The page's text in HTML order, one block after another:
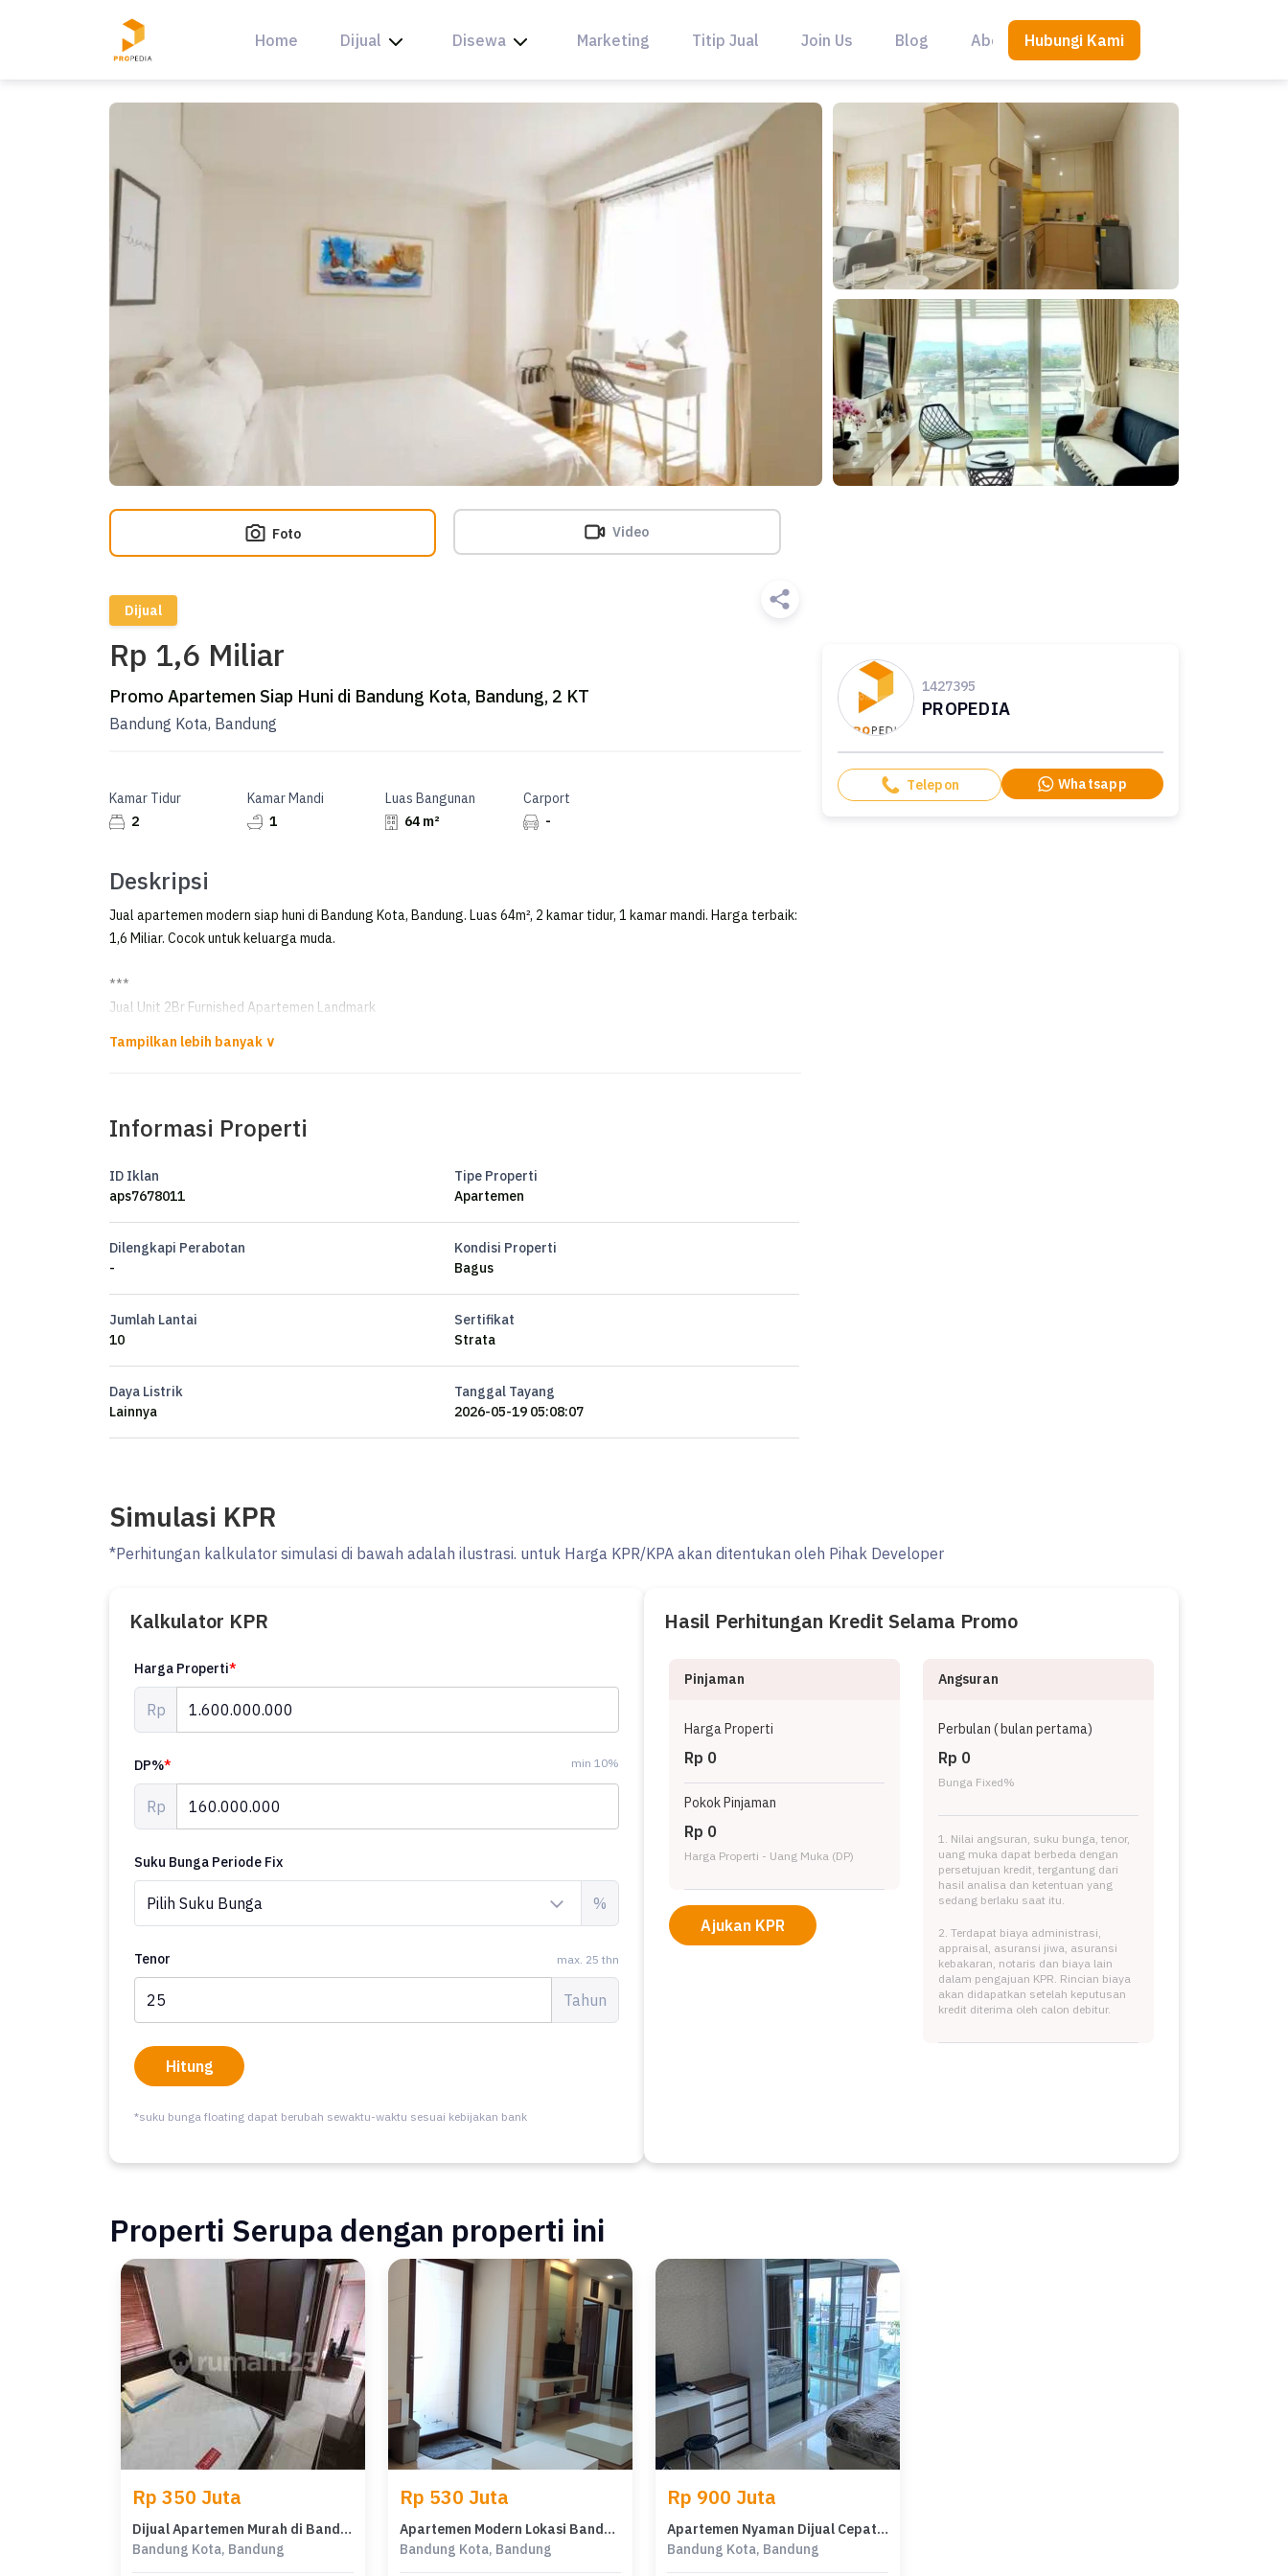
Home Dijual Disewa Marketing Titip Jual Join Us Blog About UsHubungi Kami
Foto Video
Dijual
Rp 1,6 Miliar
Promo Apartemen Siap Huni di Bandung Kota, Bandung, 2 KT
Bandung Kota, Bandung
Kamar Tidur
2
Kamar Mandi
1
Luas Bangunan
64 m²
Carport
-
Deskripsi
Jual apartemen modern siap huni di Bandung Kota, Bandung. Luas 64m², 2 kamar tidur, 1 kamar mandi. Harga terbaik:
1,6 Miliar. Cocok untuk keluarga muda.
***
Jual Unit 2Br Furnished Apartemen Landmark
For Sale .Apartemen Landmark
Luas : 64m
Full Furnish
Lantai 10
Harga: Rp. 1,6M nego
Informasi Properti
ID Iklan
aps7678011
Tipe Properti
Apartemen
Dilengkapi Perabotan
-
Kondisi Properti
Bagus
Jumlah Lantai
10
Sertifikat
Strata
Daya Listrik
Lainnya
Tanggal Tayang
2026-05-19 05:08:07
1427395
PROPEDIA
Telepon Whatsapp
Simulasi KPR
*Perhitungan kalkulator simulasi di bawah adalah ilustrasi. untuk Harga KPR/KPA akan ditentukan oleh Pihak Developer
Kalkulator KPR
Harga Properti*
Rp
DP%* min 10%
Rp
Suku Bunga Periode Fix
%
Tenor max. 25 thn
Tahun
Hitung
*suku bunga floating dapat berubah sewaktu-waktu sesuai kebijakan bank
Hasil Perhitungan Kredit Selama Promo
Pinjaman
Harga Properti
Rp 0
Pokok Pinjaman
Rp 0
Harga Properti - Uang Muka (DP)
Ajukan KPR
Angsuran
Perbulan (bulan pertama)
Rp 0
Bunga Fixed%
1. Nilai angsuran, suku bunga, tenor,
uang muka dapat berbeda dengan
persetujuan kredit, tergantung dari
hasil analisa dan ketentuan yang
sedang berlaku saat itu.
2. Terdapat biaya administrasi,
appraisal, asuransi jiwa, asuransi
kebakaran, notaris dan biaya lain
dalam pengajuan KPR. Rincian biaya
akan didapatkan setelah keputusan
kredit diterima oleh calon debitur.
Properti Serupa dengan properti ini
Rp 350 Juta
Dijual Apartemen Murah di Bandung Kota, Bandung, LB 48m²
Bandung Kota, Bandung
Rp 530 Juta
Apartemen Modern Lokasi Bandung Kota, Bandung, Harga 530 Juta
Bandung Kota, Bandung
Rp 900 Juta
Apartemen Nyaman Dijual Cepat di Bandung Kota, Bandung, Harga Menarik!
Bandung Kota, Bandung